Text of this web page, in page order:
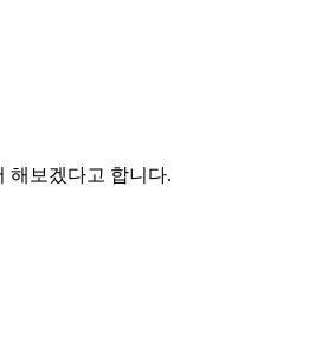
해보겠다고 합니다.